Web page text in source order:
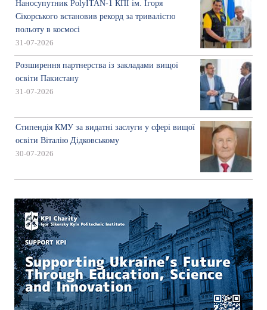
Наносупутник PolyITAN-1 КПІ ім. Ігоря
Сікорського встановив рекорд за тривалістю
польоту в космосі
31-07-2026
Розширення партнерства із закладами вищої
освіти Пакистану
31-07-2026
Стипендія КМУ за видатні заслуги у сфері вищої
освіти Віталію Дідковському
30-07-2026